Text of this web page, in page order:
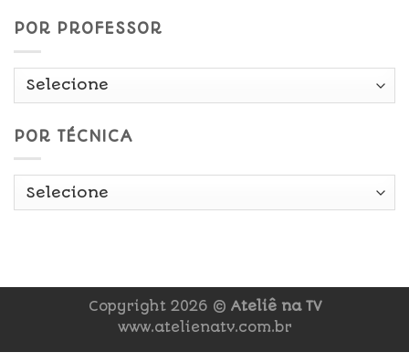
POR PROFESSOR
POR TÉCNICA
Copyright 2026 © Ateliê na TV
www.atelienatv.com.br